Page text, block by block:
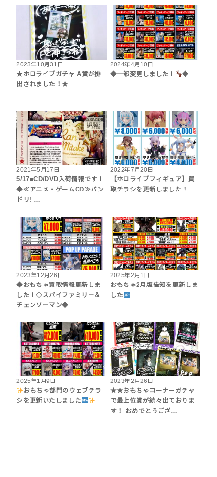
2023年10月31日
★ホロライブガチャ A賞が排
出されました！★
2024年4月10日
◆一部変更しました！
◆
2021年5月17日
5/17■CD/DVD入荷情報です！
◆≪アニメ・ゲームCD≫バン
ドリ! …
2022年7月20日
【ホロライブフィギュア】買
取チラシを更新しました！
2023年12月26日
◆おもちゃ買取情報更新しま
した！◇スパイファミリー＆
チェンソーマン◆
2025年2月1日
おもちゃ2月版告知を更新しま
した
2025年1月9日
おもちゃ部門のウェブチラ
シを更新いたしました
2023年2月26日
★★おもちゃコーナーガチャ
で最上位賞が続々出ておりま
す！ おめでとうござ…